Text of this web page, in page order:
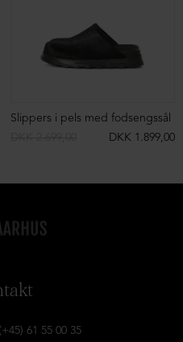
Slippers i pels med fodsengssål
DKK 1.899,00
61 55 00 35